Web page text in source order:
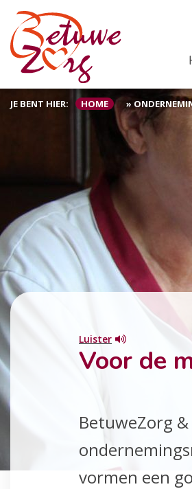
JE BENT HIER: HOME »
Luister
Voor de
BetuweZorg
vormen een